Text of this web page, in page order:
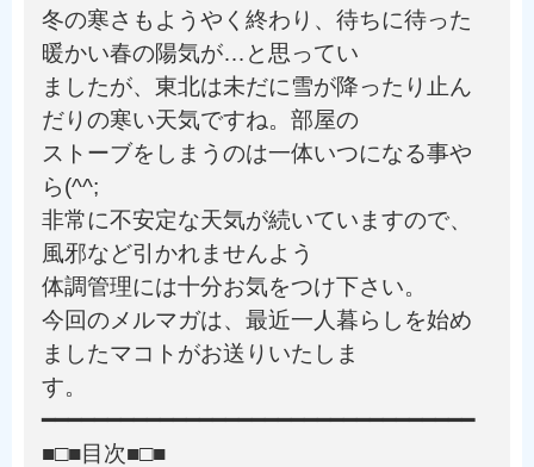
冬の寒さもようやく終わり、待ちに待った
暖かい春の陽気が…と思ってい
ましたが、東北は未だに雪が降ったり止ん
だりの寒い天気ですね。部屋の
ストーブをしまうのは一体いつになる事や
ら(^^;
非常に不安定な天気が続いていますので、
風邪など引かれませんよう
体調管理には十分お気をつけ下さい。
今回のメルマガは、最近一人暮らしを始め
ましたマコトがお送りいたしま
す。
━━━━━━━━━━━━━━━━━━━━━━━━━━━━━━━━━
■□■目次■□■